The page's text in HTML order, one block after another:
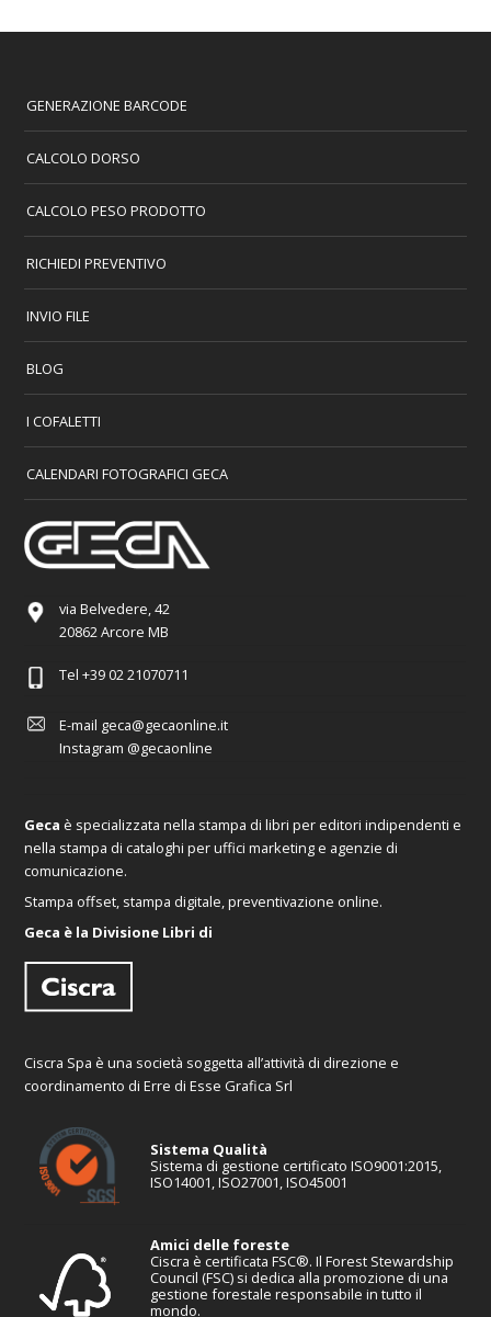
GENERAZIONE BARCODE
CALCOLO DORSO
CALCOLO PESO PRODOTTO
RICHIEDI PREVENTIVO
INVIO FILE
BLOG
I COFALETTI
CALENDARI FOTOGRAFICI GECA
via Belvedere, 42
20862 Arcore MB
Tel +39 02 21070711
E-mail geca@gecaonline.it
Instagram @gecaonline
Geca è specializzata nella stampa di libri per editori indipendenti e
nella stampa di cataloghi per uffici marketing e agenzie di
comunicazione.
Stampa offset, stampa digitale, preventivazione online.
Geca è la Divisione Libri di
Ciscra Spa è una società soggetta all’attività di direzione e
coordinamento di Erre di Esse Grafica Srl
Sistema Qualità
Sistema di gestione certificato ISO9001:2015,
ISO14001, ISO27001, ISO45001
Amici delle foreste
Ciscra è certificata FSC®. Il Forest Stewardship
Council (FSC) si dedica alla promozione di una
gestione forestale responsabile in tutto il
mondo.